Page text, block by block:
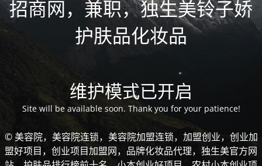
招商网，兼职，独生美铃子娇
护肤品化妆品
维护模式已开启
Site will be available soon. Thank you for your patience!
© 美容院，美容院连锁，美容院加盟连锁，加盟创业，创业加
盟好项目，创业项目加盟网，品牌化妆品代理，独生美官方网